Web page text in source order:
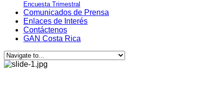
Encuesta Trimestral
Comunicados de Prensa
Enlaces de Interés
Contáctenos
GAN Costa Rica